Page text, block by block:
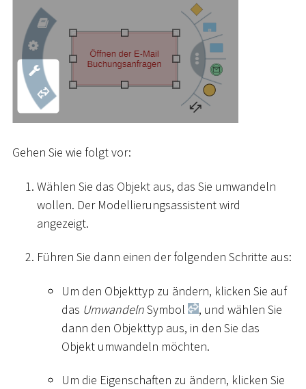
Gehen Sie wie folgt vor:
Wählen Sie das Objekt aus, das Sie umwandeln
wollen. Der Modellierungsassistent wird
angezeigt.
Führen Sie dann einen der folgenden Schritte aus:
Um den Objekttyp zu ändern, klicken Sie auf
das UmwandelnSymbol
, und wählen Sie
dann den Objekttyp aus, in den Sie das
Objekt umwandeln möchten.
Um die Eigenschaften zu ändern, klicken Sie